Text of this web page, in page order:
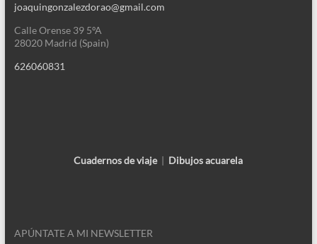
joaquingonzalezdorao@gmail.com
Calle Orense 39 5ºA
28020 Madrid (Spain)
626060831
Cuadernos de viaje| Dibujos acuarela
APÚNTATE A MI NEWSLETTER